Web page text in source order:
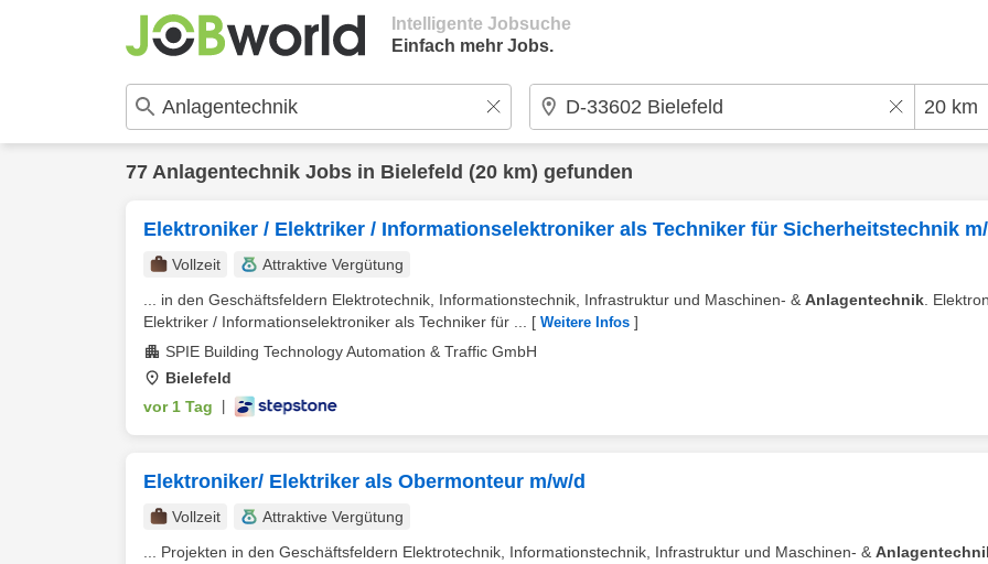
Intelligente Jobsuche
Einfach mehr Jobs.
77 Anlagentechnik Jobs in Bielefeld (20 km) gefunden
Elektroniker / Elektriker / Informationselektroniker als Techniker für Sicherheitstechnik
Vollzeit
Attraktive Vergütung
... in den Geschäftsfeldern Elektrotechnik, Informationstechnik, Infrastruktur und Maschinen- & Anlagentechnik .
Elektriker / Informationselektroniker als Techniker für ...
[ Weitere Infos ]
SPIE Building Technology Automation & Traffic GmbH
Bielefeld
vor 1 Tag
Elektroniker/ Elektriker als Obermonteur m/w/d
Vollzeit
Attraktive Vergütung
... Projekten in den Geschäftsfeldern Elektrotechnik, Informationstechnik, Infrastruktur und Maschinen- &